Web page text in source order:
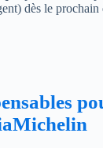
dès le prochain